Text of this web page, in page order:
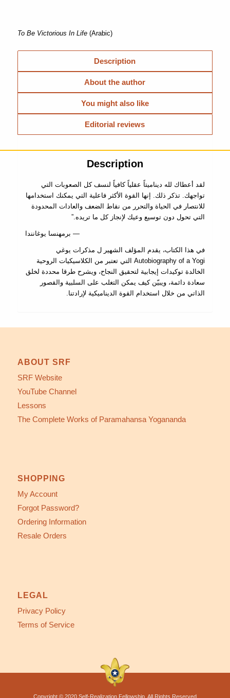
To Be Victorious In Life(Arabic)
Description
About the author
You might also like
Editorial reviews
Description
لقد أعطاك لله دینامیتاً عقلیاً كافیاً لنسف كل الصعوبات التي
تواجھك. تذكر ذلك. إنھا القوة الأكثر فاعلیة التي یمكنك استخدامھا
للانتصار في الحیاة والتحرر من نقاط الضعف والعادات المحدودة
التي تحول دون توسیع وعیك لإنجاز كل ما تریده.”
— برمھنسا یوغانندا
في ھذا الكتاب، یقدم المؤلف الشھیر ل مذكرات یوغي
Autobiography of a Yogi التي تعتبر من الكلاسیكیات الروحیة
الخالدة توكیدات إیجابیة لتحقیق النجاح، ویشرح طرقا محددة لخلق
سعادة دائمة، ویبیّن كیف یمكن التغلب على السلبیة والقصور
الذاتي من خلال استخدام القوة الدینامیكیة لإرادتنا.
ABOUT SRF
SRF Website
YouTube Channel
Lessons
The Complete Works of Paramahansa Yogananda
SHOPPING
My Account
Forgot Password?
Ordering Information
Resale Orders
LEGAL
Privacy Policy
Terms of Service
Copyright © 2020 Self-Realization Fellowship. All Rights Reserved